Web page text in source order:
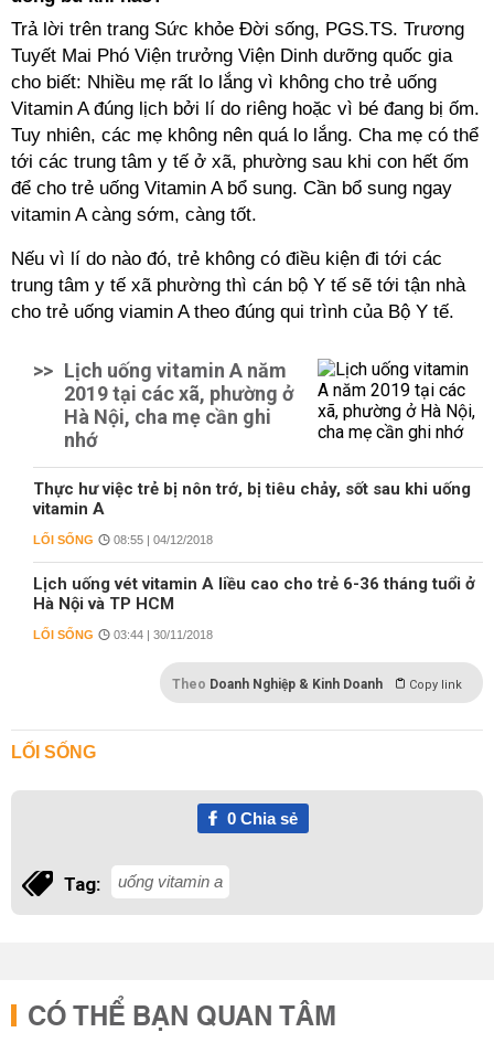
Trả lời trên trang Sức khỏe Đời sống, PGS.TS. Trương
Tuyết Mai Phó Viện trưởng Viện Dinh dưỡng quốc gia
cho biết: Nhiều mẹ rất lo lắng vì không cho trẻ uống
Vitamin A đúng lịch bởi lí do riêng hoặc vì bé đang bị ốm.
Tuy nhiên, các mẹ không nên quá lo lắng. Cha mẹ có thể
tới các trung tâm y tế ở xã, phường sau khi con hết ốm
để cho trẻ uống Vitamin A bổ sung. Cần bổ sung ngay
vitamin A càng sớm, càng tốt.
Nếu vì lí do nào đó, trẻ không có điều kiện đi tới các
trung tâm y tế xã phường thì cán bộ Y tế sẽ tới tận nhà
cho trẻ uống viamin A theo đúng qui trình của Bộ Y tế.
>> Lịch uống vitamin A năm
2019 tại các xã, phường ở
Hà Nội, cha mẹ cần ghi
nhớ
Thực hư việc trẻ bị nôn trớ, bị tiêu chảy, sốt sau khi uống
vitamin A
LỐI SỐNG 08:55 | 04/12/2018
Lịch uống vét vitamin A liều cao cho trẻ 6-36 tháng tuổi ở
Hà Nội và TP HCM
LỐI SỐNG 03:44 | 30/11/2018
Theo Doanh Nghiệp & Kinh Doanh Copy link
LỐI SỐNG
0Chia sẻ
Tag: uống vitamin a
CÓ THỂ BẠN QUAN TÂM